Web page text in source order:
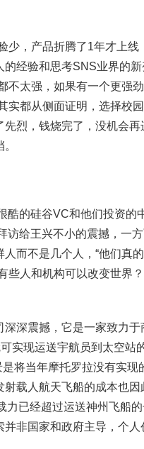
少，产品折腾了1年才上线
经验和思考SNS业界的新
不太强，如果有一个更强
实都从侧面证明，选择校
烈，钱烧完了，没机会再
酷的硅谷VC和他们投资的
给王兴不小的震撼，一
而不是几个人，“他们真
些人和机构可以改变世界
深震撼，它是一家致力
实现运送宇航员到太空站
将当年摩托罗拉没有实现
载人航天飞船的成本也
力已经超过运送神州飞船
非国家和政府主导，个人